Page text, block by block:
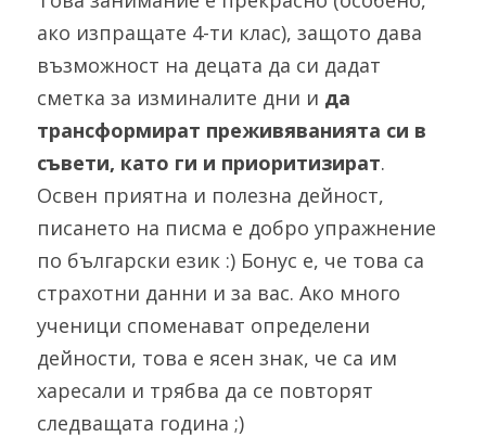
ако изпращате 4-ти клас), защото дава
възможност на децата да си дадат
сметка за изминалите дни и да
трансформират преживяванията си в
съвети, като ги и приоритизират.
Освен приятна и полезна дейност,
писането на писма е добро упражнение
по български език :) Бонус е, че това са
страхотни данни и за вас. Ако много
ученици споменават определени
дейности, това е ясен знак, че са им
харесали и трябва да се повторят
следващата година ;)